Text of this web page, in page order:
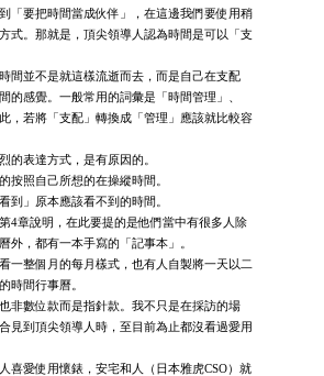
「要把時間當成伙伴」，在這邊我們要使用稍
式。那就是，頂尖領導人認為時間是可以「支
間並不是就這樣流逝而去，而是自己在支配
的感覺。一般常用的詞彙是「時間管理」、
，若將「支配」轉換成「管理」應該就比較容
的表達方式，是有原因的。
按照自己所想的在操縱時間。
到」原本應該看不到的時間。
4章說明，在此要提的是他們當中有很多人除
外，都有一本手寫的「記事本」。
一整個月的每月樣式，也有人自製將一天以二
時間行事曆。
非數位款而是指針款。我不只是在採訪的場
見到頂尖領導人時，至目前為止都沒看過愛用
喜愛使用懷錶，安宅和人（日本雅虎CSO）就